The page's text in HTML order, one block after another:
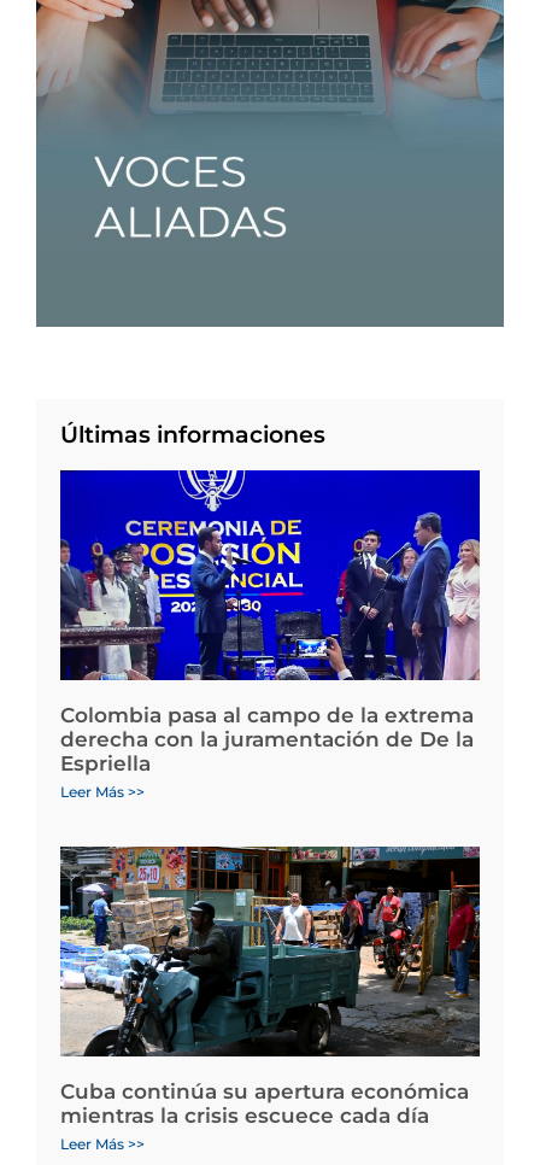
Últimas informaciones
Colombia pasa al campo de la extrema
derecha con la juramentación de De la
Espriella
Leer Más >>
Cuba continúa su apertura económica
mientras la crisis escuece cada día
Leer Más >>